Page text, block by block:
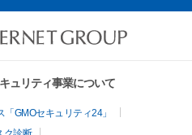
ュリティ事業について
GMOセキュリティ24」